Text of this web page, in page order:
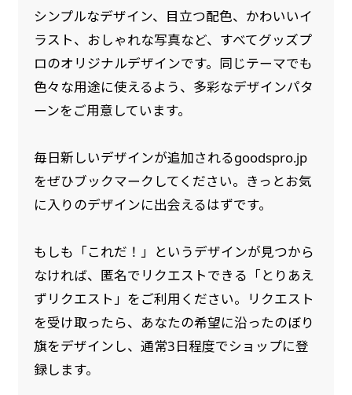
シンプルなデザイン、目立つ配色、かわいいイ
ラスト、おしゃれな写真など、すべてグッズプ
ロのオリジナルデザインです。同じテーマでも
色々な用途に使えるよう、多彩なデザインパタ
ーンをご用意しています。
毎日新しいデザインが追加されるgoodspro.jp
をぜひブックマークしてください。きっとお気
に入りのデザインに出会えるはずです。
もしも「これだ！」というデザインが見つから
なければ、匿名でリクエストできる「とりあえ
ずリクエスト」をご利用ください。リクエスト
を受け取ったら、あなたの希望に沿ったのぼり
旗をデザインし、通常3日程度でショップに登
録します。